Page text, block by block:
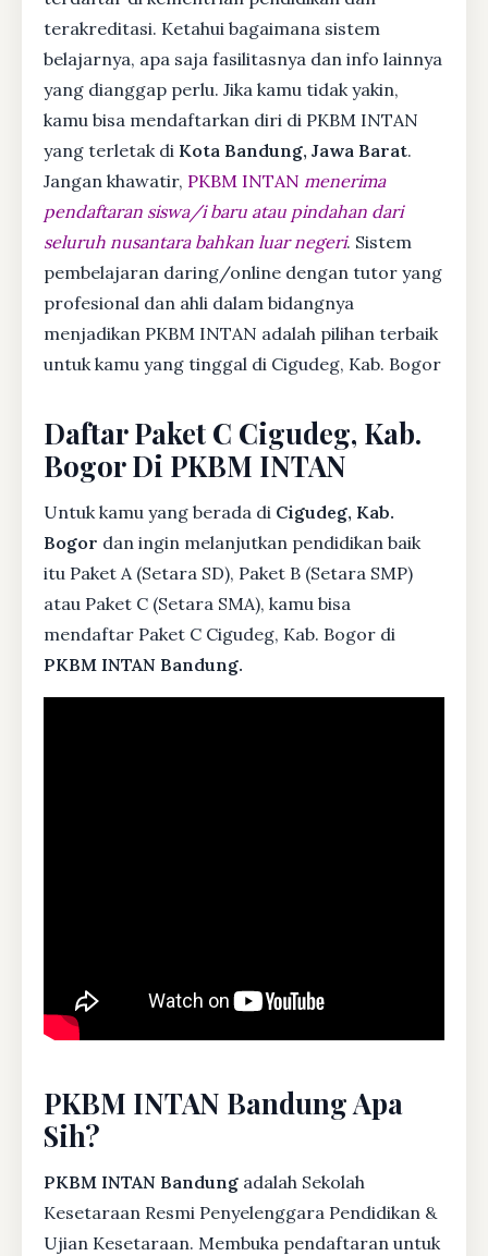
terakreditasi. Ketahui bagaimana sistem
belajarnya, apa saja fasilitasnya dan info lainnya
yang dianggap perlu. Jika kamu tidak yakin,
kamu bisa mendaftarkan diri di PKBM INTAN
yang terletak di Kota Bandung, Jawa Barat.
Jangan khawatir, PKBM INTAN menerima
pendaftaran siswa/i baru atau pindahan dari
seluruh nusantara bahkan luar negeri. Sistem
pembelajaran daring/online dengan tutor yang
profesional dan ahli dalam bidangnya
menjadikan PKBM INTAN adalah pilihan terbaik
untuk kamu yang tinggal di Cigudeg, Kab. Bogor
Daftar Paket C Cigudeg, Kab.
Bogor Di PKBM INTAN
Untuk kamu yang berada di Cigudeg, Kab.
Bogor dan ingin melanjutkan pendidikan baik
itu Paket A (Setara SD), Paket B (Setara SMP)
atau Paket C (Setara SMA), kamu bisa
mendaftar Paket C Cigudeg, Kab. Bogor di
PKBM INTAN Bandung.
PKBM INTAN Bandung Apa
Sih?
PKBM INTAN Bandung adalah Sekolah
Kesetaraan Resmi Penyelenggara Pendidikan &
Ujian Kesetaraan. Membuka pendaftaran untuk